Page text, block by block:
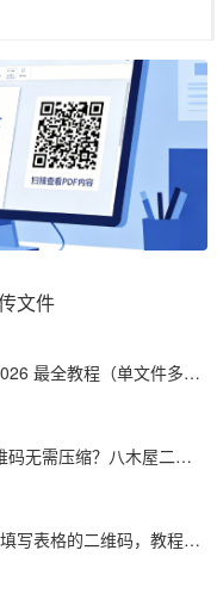
文件
最全教程（单文件多文
无需压缩？八木屋二维
写表格的二维码，教程分